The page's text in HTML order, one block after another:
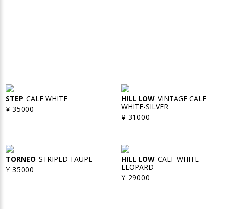
STEP CALF WHITE
¥ 35000
HILL LOW VINTAGE CALF
WHITE-SILVER
¥ 31000
TORNEO STRIPED TAUPE
¥ 35000
HILL LOW CALF WHITE-
LEOPARD
¥ 29000